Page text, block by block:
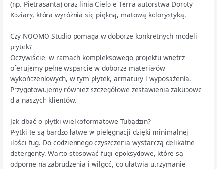
(np. Pietrasanta) oraz linia Cielo e Terra autorstwa Doroty
Koziary, która wyróżnia się piękną, matową kolorystyką.
Czy NOOMO Studio pomaga w doborze konkretnych modeli
płytek?
Oczywiście, w ramach kompleksowego projektu wnętrz
oferujemy pełne wsparcie w doborze materiałów
wykończeniowych, w tym płytek, armatury i wyposażenia.
Przygotowujemy również szczegółowe zestawienia zakupowe
dla naszych klientów.
Jak dbać o płytki wielkoformatowe Tubądzin?
Płytki te są bardzo łatwe w pielęgnacji dzięki minimalnej
ilości fug. Do codziennego czyszczenia wystarczą delikatne
detergenty. Warto stosować fugi epoksydowe, które są
odporne na zabrudzenia i wilgoć, co ułatwia utrzymanie